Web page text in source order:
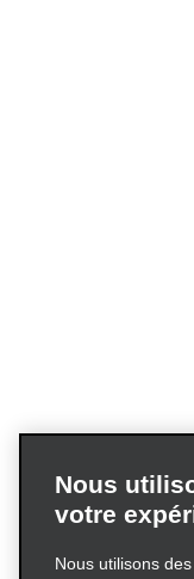
Nous
votre
Nous utilisons